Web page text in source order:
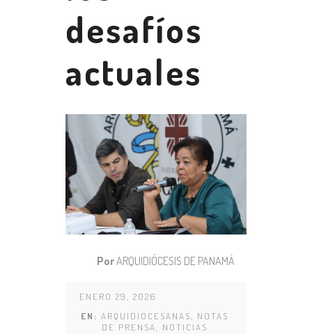
desafíos
actuales
PorARQUIDIÓCESIS DE PANAMÁ
ENERO 29, 2026
EN: ARQUIDIOCESANAS, NOTAS
DE PRENSA, NOTICIAS